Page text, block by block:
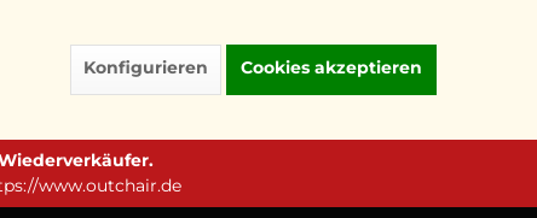
Konfigurieren Cookies akzeptieren
www.outchair.de